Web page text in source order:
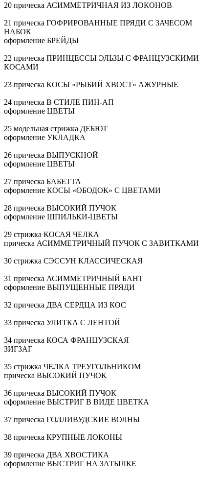
20 прическа АСИММЕТРИЧНАЯ ИЗ ЛОКОНОВ
21 прическа ГОФРИРОВАННЫЕ ПРЯДИ С ЗАЧЕСОМ
НАБОК
оформление БРЕЙДЫ
22 прическа ПРИНЦЕССЫ ЭЛЬЗЫ С ФРАНЦУЗСКИМИ
КОСАМИ
23 прическа КОСЫ «РЫБИЙ ХВОСТ» АЖУРНЫЕ
24 прическа В СТИЛЕ ПИН-АП
оформление ЦВЕТЫ
25 модельная стрижка ДЕБЮТ
оформление УКЛАДКА
26 прическа ВЫПУСКНОЙ
оформление ЦВЕТЫ
27 прическа БАБЕТТА
оформление КОСЫ «ОБОДОК» С ЦВЕТАМИ
28 прическа ВЫСОКИЙ ПУЧОК
оформление ШПИЛЬКИ-ЦВЕТЫ
29 стрижка КОСАЯ ЧЕЛКА
прическа АСИММЕТРИЧНЫЙ ПУЧОК С ЗАВИТКАМИ
30 стрижка СЭССУН КЛАССИЧЕСКАЯ
31 прическа АСИММЕТРИЧНЫЙ БАНТ
оформление ВЫПУЩЕННЫЕ ПРЯДИ
32 прическа ДВА СЕРДЦА ИЗ КОС
33 прическа УЛИТКА С ЛЕНТОЙ
34 прическа КОСА ФРАНЦУЗСКАЯ
ЗИГЗАГ
35 стрижка ЧЕЛКА ТРЕУГОЛЬНИКОМ
прическа ВЫСОКИЙ ПУЧОК
36 прическа ВЫСОКИЙ ПУЧОК
оформление ВЫСТРИГ В ВИДЕ ЦВЕТКА
37 прическа ГОЛЛИВУДСКИЕ ВОЛНЫ
38 прическа КРУПНЫЕ ЛОКОНЫ
39 прическа ДВА ХВОСТИКА
оформление ВЫСТРИГ НА ЗАТЫЛКЕ